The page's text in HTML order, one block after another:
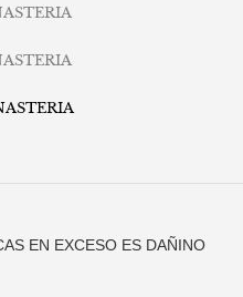
EN EXCESO ES DAÑINO